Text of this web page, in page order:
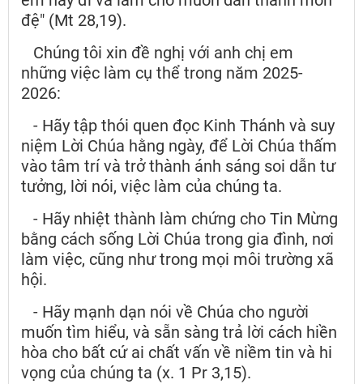
đệ" (Mt 28,19).
Chúng tôi xin đề nghị với anh chị em
những việc làm cụ thể trong năm 2025-
2026:
- Hãy tập thói quen đọc Kinh Thánh và suy
niệm Lời Chúa hằng ngày, để Lời Chúa thấm
vào tâm trí và trở thành ánh sáng soi dẫn tư
tưởng, lời nói, việc làm của chúng ta.
- Hãy nhiệt thành làm chứng cho Tin Mừng
bằng cách sống Lời Chúa trong gia đình, nơi
làm việc, cũng như trong mọi môi trường xã
hội.
- Hãy mạnh dạn nói về Chúa cho người
muốn tìm hiểu, và sẵn sàng trả lời cách hiền
hòa cho bất cứ ai chất vấn về niềm tin và hi
vọng của chúng ta (x. 1 Pr 3,15).